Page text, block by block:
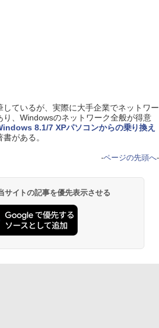
ているが、実際に大手企業でネットワー
、Windowsのネットワーク全般が得意
8.1/7 XPパソコンからの乗り換え
がある。
-ページの先頭へ-
サイトの記事を優先表示させる